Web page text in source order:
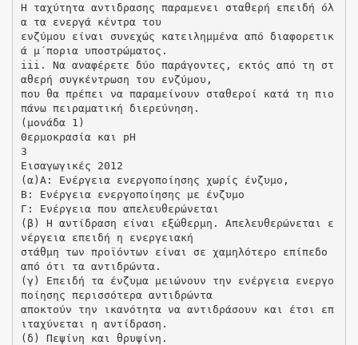
Η ταχύτητα αντιδρασης παραμενει σταθερή επειδή όλ
α τα ενεργά κέντρα του
ενζύμου είναι συνεχώς κατειλημμένα από διαφορετικ
ά μ΄πορια υποστρώματος.
iii. Να αναφέρετε δύο παράγοντες, εκτός από τη στ
αθερή συγκέντρωση του ενζύμου,
που θα πρέπει να παραμείνουν σταθεροί κατά τη πιο
πάνω πειραματική διερεύνηση.
(μονάδα 1)
Θερμοκρασία και pH
3
Εισαγωγικές 2012
(α)Α: Ενέργεια ενεργοποίησης χωρίς ένζυμο,
Β: Ενέργεια ενεργοποίησης με ένζυμο
Γ: Ενέργεια που απελευθερώνεται
(β) Η αντίδραση είναι εξώθερμη. Απελευθερώνεται ε
νέργεια επειδή η ενεργειακή
στάθμη των προϊόντων είναι σε χαμηλότερο επίπεδο
από ότι τα αντιδρώντα.
(γ) Επειδή τα ένζυμα μειώνουν την ενέργεια ενεργο
ποίησης περισσότερα αντιδρώντα
αποκτούν την ικανότητα να αντιδράσουν και έτσι επ
ιταχύνεται η αντίδραση.
(δ) Πεψίνη και θρυψίνη.